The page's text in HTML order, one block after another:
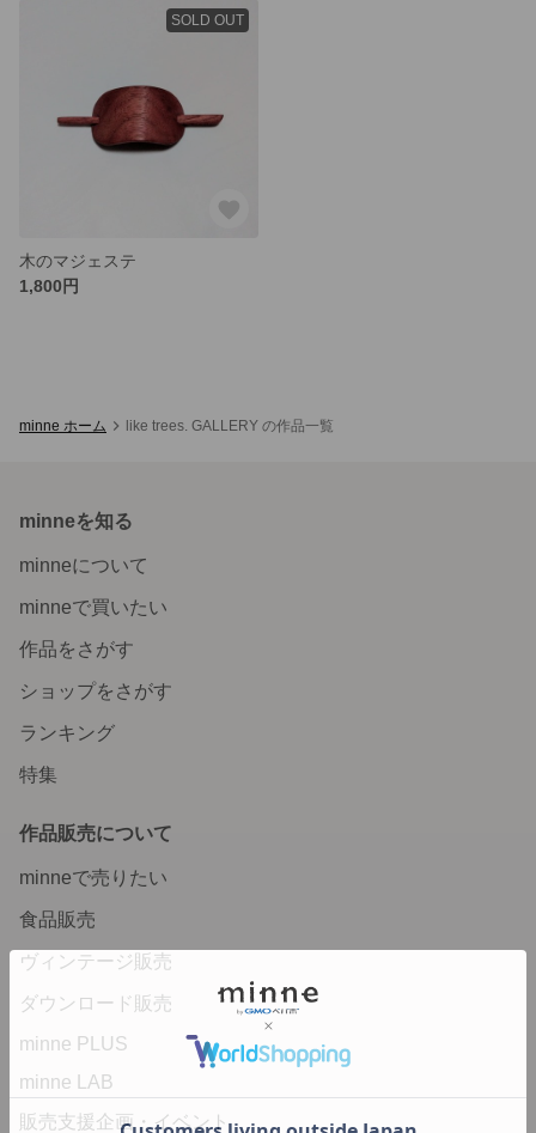
SOLD OUT
木のマジェステ
1,800円
minne ホーム like trees. GALLERY の作品一覧
minneを知る
minneについて
minneで買いたい
作品をさがす
ショップをさがす
ランキング
特集
作品販売について
minneで売りたい
食品販売
ヴィンテージ販売
ダウンロード販売
minne PLUS
minne LAB
販売支援企画・イベント